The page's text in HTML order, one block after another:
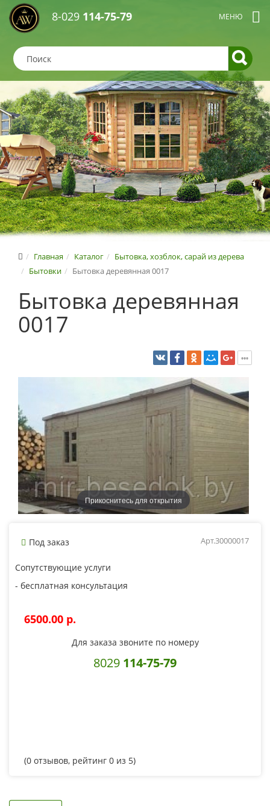
8-029 114-75-79
Главная Каталог
Бытовка, хозблок, сарай из дерева
Бытовки
Бытовка деревянная 0017
Бытовка деревянная
0017
Прикоснитесь для открытия
Под заказ Арт.30000017
Сопутствующие услуги
- бесплатная консультация
6500.00 p.
Для заказа звоните по номеру
8029 114-75-79
(0 отзывов, рейтинг 0 из 5)